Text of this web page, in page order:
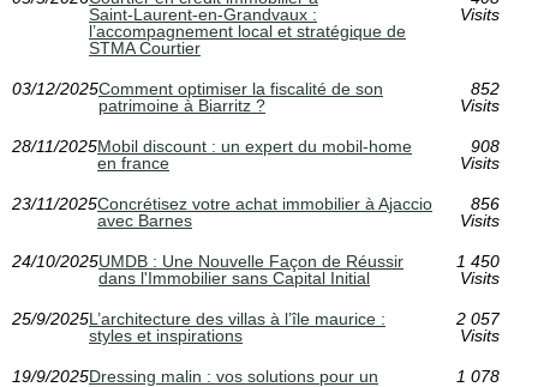
Saint‑Laurent‑en‑Grandvaux :
l’accompagnement local et stratégique de
STMA Courtier
Visits
03/12/2025Comment optimiser la fiscalité de son
patrimoine à Biarritz ?
852
Visits
28/11/2025Mobil discount : un expert du mobil-home
en france
908
Visits
23/11/2025Concrétisez votre achat immobilier à Ajaccio
avec Barnes
856
Visits
24/10/2025UMDB : Une Nouvelle Façon de Réussir
dans l'Immobilier sans Capital Initial
1 450
Visits
25/9/2025L’architecture des villas à l’île maurice :
styles et inspirations
2 057
Visits
19/9/2025Dressing malin : vos solutions pour un
1 078